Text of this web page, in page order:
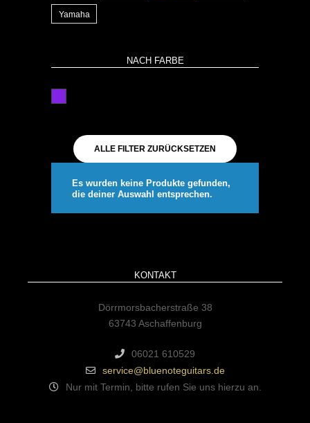
Es wurden keine Produkte gefunden,
die deiner Auswahl entsprechen.
Yamaha
NACH FARBE
ALLE FILTER ZURÜCKSETZEN
KONTAKT
Dörrmorsbacherstraße 38
63743 Aschaffenburg
06021 610529
service@bluenoteguitars.de
Nur mit Termin, bitte rufen Sie uns hierzu an.